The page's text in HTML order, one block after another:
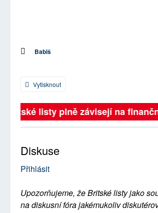
Babiš
Vytisknout
Britské listy plně závisejí na
Diskuse
Přihlásit
Upozorňujeme, že Britské listy jako
na diskusní fóra jakémukoliv